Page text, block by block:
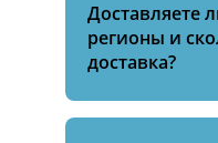
Доставляете
регионы и
доставка?